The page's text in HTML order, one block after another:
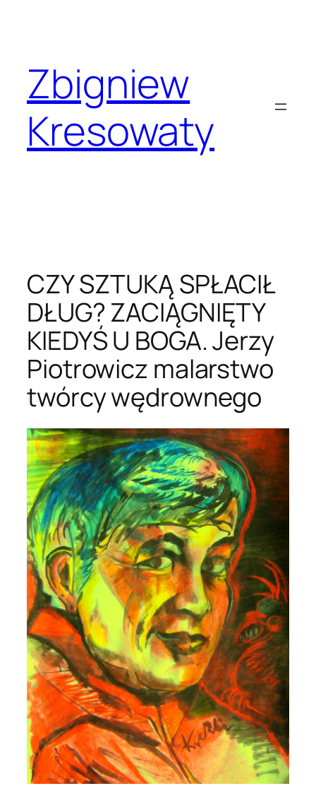
Zbigniew
Kresowaty
CZY SZTUKĄ SPŁACIŁ
DŁUG? ZACIĄGNIĘTY
KIEDYŚ U BOGA. Jerzy
Piotrowicz malarstwo
twórcy wędrownego